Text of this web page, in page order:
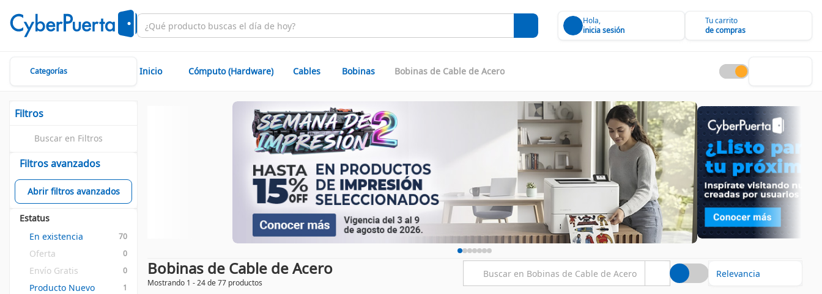
Hola,
inicia sesión
Tu carrito
de compras
Categorías Inicio Cómputo (Hardware) Cables Bobinas Bobinas de Cable de Acero
Filtros
Filtros avanzados
Abrir filtros avanzados
Estatus
En existencia
70
Oferta 0
Envío Gratis 0
Producto Nuevo 1
Bobinas de Cable de Acero
Mostrando 1 - 24 de 77 productos